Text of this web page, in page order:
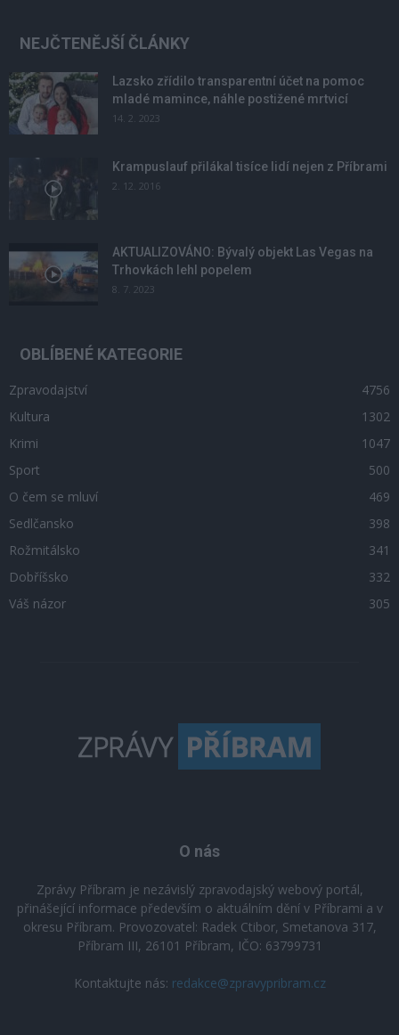
NEJČTENĚJŠÍ ČLÁNKY
Lazsko zřídilo transparentní účet na pomoc
mladé mamince, náhle postižené mrtvicí
14. 2. 2023
Krampuslauf přilákal tisíce lidí nejen z Příbrami
2. 12. 2016
AKTUALIZOVÁNO: Bývalý objekt Las Vegas na
Trhovkách lehl popelem
8. 7. 2023
OBLÍBENÉ KATEGORIE
Zpravodajství
4756
Kultura
1302
Krimi
1047
Sport
500
O čem se mluví
469
Sedlčansko
398
Rožmitálsko
341
Dobříšsko
332
Váš názor
305
O nás
Zprávy Příbram je nezávislý zpravodajský webový portál,
přinášející informace především o aktuálním dění v Příbrami a v
okresu Příbram. Provozovatel: Radek Ctibor, Smetanova 317,
Příbram III, 26101 Příbram, IČO: 63799731
Kontaktujte nás: redakce@zpravypribram.cz